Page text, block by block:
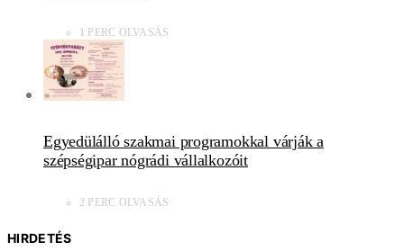
1 PERC OLVASÁS
Egyedülálló szakmai programokkal várják a
szépségipar nógrádi vállalkozóit
2 PERC OLVASÁS
HIRDETÉS